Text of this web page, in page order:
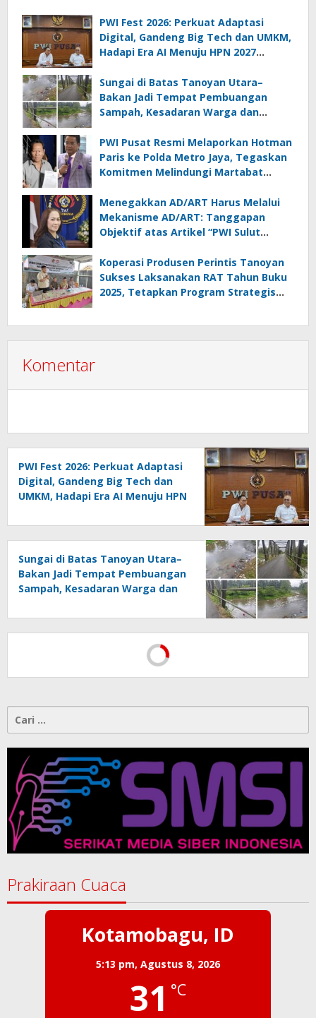
PWI Fest 2026: Perkuat Adaptasi
Digital, Gandeng Big Tech dan UMKM,
Hadapi Era AI Menuju HPN 2027
Sungai di Batas Tanoyan Utara–
Bakan Jadi Tempat Pembuangan
Sampah, Kesadaran Warga dan
PWI Pusat Resmi Melaporkan Hotman
Paris ke Polda Metro Jaya, Tegaskan
Komitmen Melindungi Martabat
Menegakkan AD/ART Harus Melalui
Mekanisme AD/ART: Tanggapan
Objektif atas Artikel “PWI Sulut
Melanggar Aturan”
Koperasi Produsen Perintis Tanoyan
Sukses Laksanakan RAT Tahun Buku
2025, Tetapkan Program Strategis
Komentar
PWI Fest 2026: Perkuat Adaptasi
Digital, Gandeng Big Tech dan
UMKM, Hadapi Era AI Menuju HPN
Sungai di Batas Tanoyan Utara–
Bakan Jadi Tempat Pembuangan
Sampah, Kesadaran Warga dan
Dipertanyakan
PWI Pusat Resmi Melaporkan
Hotman Paris ke Polda Metro
Jaya, Tegaskan Komitmen
Melalui Mekanisme AD/ART:
Tanggapan Objektif atas Artikel
“PWI Sulut Retak, Pro AD/ART vs
Konspirasi Melanggar Aturan”
Cari